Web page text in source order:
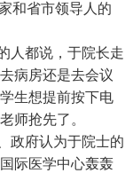
和省市领导人的
人都说，于院长走
病房还是去会议
生想提前按下电
师抢先了。
政府认为于院士的
际医学中心轰轰